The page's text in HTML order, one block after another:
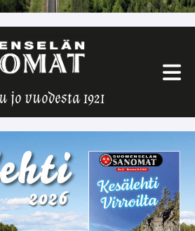
vuodesta 1921